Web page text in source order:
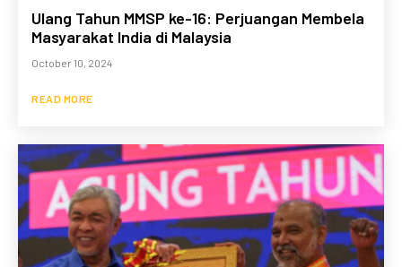
Ulang Tahun MMSP ke-16: Perjuangan Membela
Masyarakat India di Malaysia
October 10, 2024
READ MORE